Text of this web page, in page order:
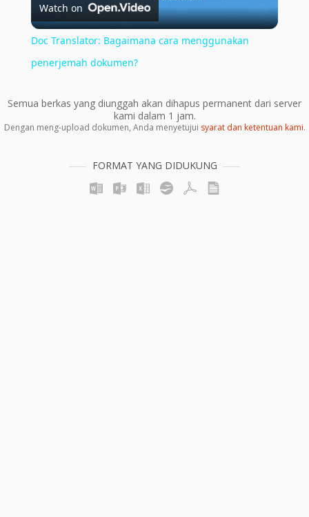
Video
Watch on
Doc Translator: Bagaimana cara menggunakan
penerjemah dokumen?
Semua berkas yang diunggah akan dihapus permanent dari server
kami dalam 1 jam.
Dengan meng-upload dokumen, Anda menyetujui syarat dan ketentuan kami.
FORMAT YANG DIDUKUNG